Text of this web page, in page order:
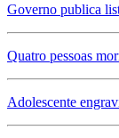
Governo publica
Quatro pessoas
Adolescente